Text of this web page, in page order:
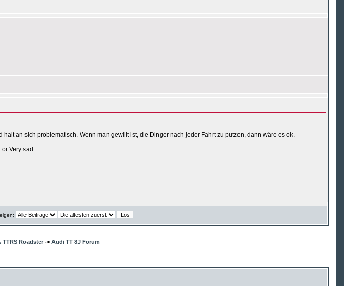
an sich problematisch. Wenn man gewillt ist, die Dinger nach jeder Fahrt zu putzen, dann wäre es ok.
TTRS Roadster -> Audi TT 8J Forum